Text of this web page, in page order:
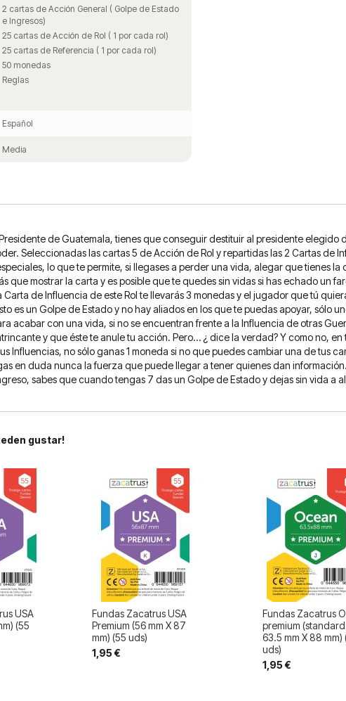
2 cartas de Acción General ( Golpe de Estado
e Ingresos)
25 cartas de Acción de Rol ( 1 por cada rol)
25 cartas de Referencia ( 1 por cada rol)
50 monedas
Reglas
Español
Media
de Guatemala, tienes que conseguir destituir al presidente
Seleccionadas las cartas 5 de Acción de Rol y repartidas las 2 Cartas de
lo que te permite, si llegases a perder una vida, alegar que tienes
que mostrar la carta y es posible que te quedes sin vidas si has echado un
de Influencia de este Rol te llevarás 3 monedas y el jugador que tú
es un Golpe de Estado y no hay aliados en los que te puedas apoyar, sólo
acabar con una vida, si no se encuentran frente a la Influencia de otras
y que éste te anule tu acción. Pero… ¿ dice la verdad? Y como no,
Influencias, no sólo ganas 1 moneda si no que puedes cambiar una de tus
en duda nunca la fuerza que puede llegar a tener quienes dan
sabes que cuando tengas 7 das un Golpe de Estado y dejas sin vida a
gustar!
USA
(55
Fundas Zacatrus USA
Premium (56 mm X 87
mm) (55 uds)
1,95 €
Fundas Zacatrus
premium
63.5 mm X 88 mm)
uds)
1,95 €